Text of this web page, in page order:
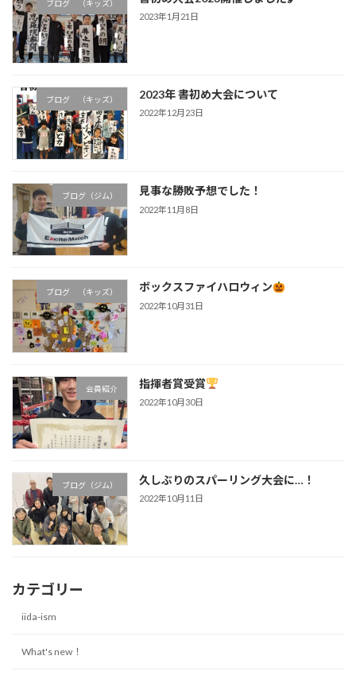
ブログ （キッズ）
2023年1月21日
ブログ （キッズ） 2023年 書初め大会について
2022年12月23日
ブログ（ジム） 見事な勝敗予想でした！
2022年11月8日
ブログ （キッズ） ボックスファイハロウィン
2022年10月31日
会員紹介 指揮者賞受賞
2022年10月30日
ブログ（ジム） 久しぶりのスパーリング大会に…！
2022年10月11日
カテゴリー
iida-ism
What's new！